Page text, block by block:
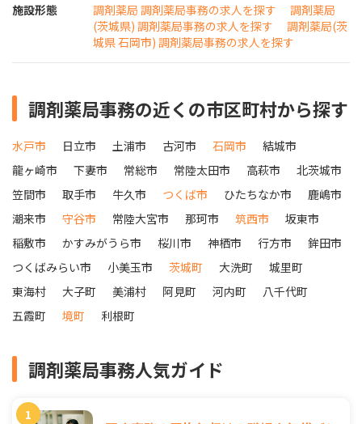
施設形態 調剤薬局 調剤薬局事務の求人を探す
調剤薬局
(茨城県) 調剤薬局事務の求人を探す
調剤薬局(茨
城県 石岡市) 調剤薬局事務の求人を探す
調剤薬局事務の近くの市区町村から探す
水戸市 日立市 土浦市 古河市 石岡市
結城市
龍ヶ崎市
下妻市 常総市 常陸太田市 高萩市
北茨城市
笠間市
取手市 牛久市 つくば市 ひたちなか市
鹿嶋市
潮来市
守谷市 常陸大宮市 那珂市 筑西市
坂東市
稲敷市
かすみがうら市 桜川市 神栖市 行方市
鉾田市
つくばみらい市
小美玉市 茨城町 大洗町
城里町
東海村
大子町 美浦村 阿見町 河内町
八千代町
五霞町
境町 利根町
調剤薬局事務人気ガイド